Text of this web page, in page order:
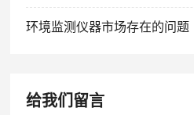
环境监测仪器市场存在的问题
给我们留言